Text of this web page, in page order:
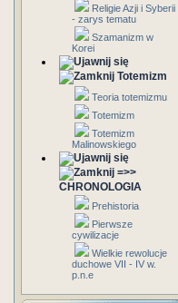
Religie Azji i Syberii
- zarys tematu
Szamanizm w
Korei
Totemizm
Teoria totemizmu
Totemizm
Totemizm
Malinowskiego
=>>
CHRONOLOGIA
Prehistoria
Pierwsze
cywilizacje
Wielkie rewolucje
duchowe VII - IV w.
p.n.e